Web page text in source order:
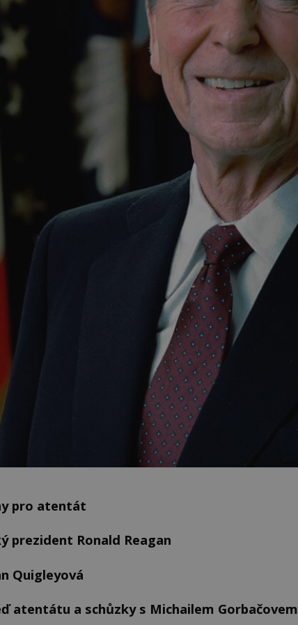
pro atentát
prezident Ronald Reagan
Quigleyová
atentátu a schůzky s Michailem Gorbačovem